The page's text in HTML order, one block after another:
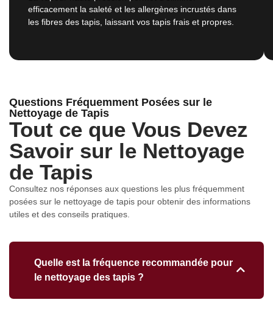
efficacement la saleté et les allergènes incrustés dans
les fibres des tapis, laissant vos tapis frais et propres.
Questions Fréquemment Posées sur le
Nettoyage de Tapis
Tout ce que Vous Devez
Savoir sur le Nettoyage
de Tapis
Consultez nos réponses aux questions les plus fréquemment
posées sur le nettoyage de tapis pour obtenir des informations
utiles et des conseils pratiques.
Quelle est la fréquence recommandée pour
le nettoyage des tapis ?